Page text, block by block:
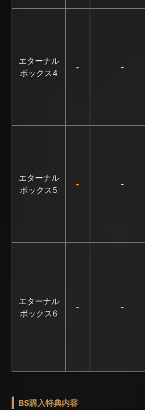
エターナル
ボックス4
- -
エターナル
ボックス5
- -
エターナル
ボックス6
- -
BS購入特典内容